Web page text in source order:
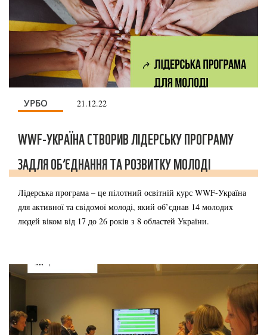
УРБО 21.12.22
WWF-УКРАЇНА СТВОРИВ ЛІДЕРСЬКУ ПРОГРАМУ
ЗАДЛЯ ОБ’ЄДНАННЯ ТА РОЗВИТКУ МОЛОДІ
Лідерська програма – це пілотний освітній курс WWF-Україна
для активної та свідомої молоді, який об’єднав 14 молодих
людей віком від 17 до 26 років з 8 областей України.